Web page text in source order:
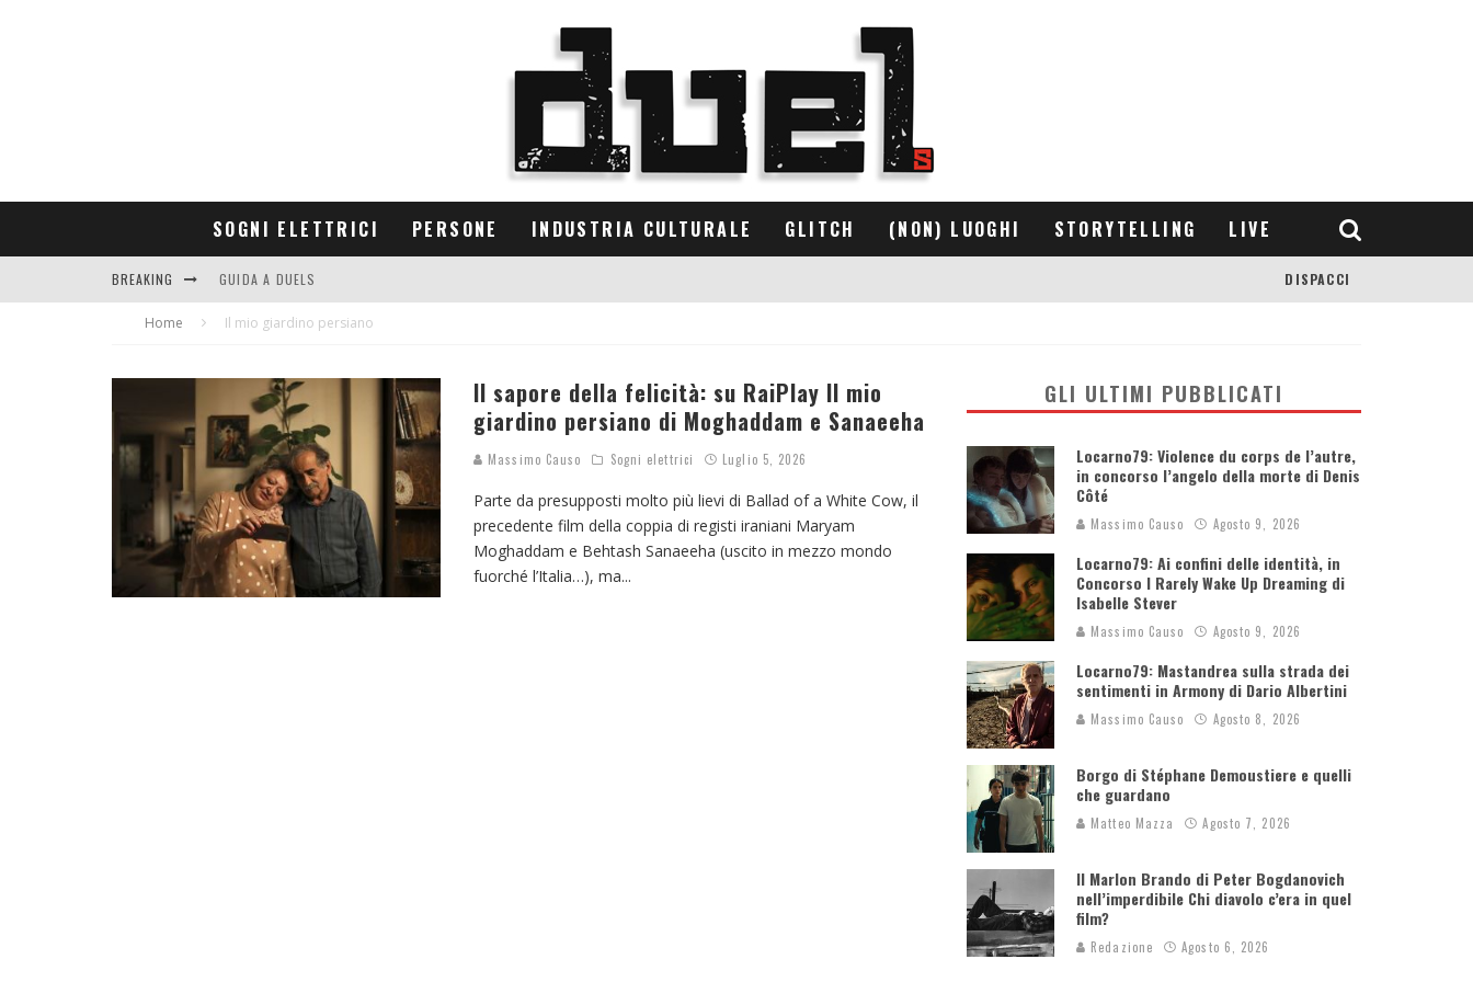
SOGNI ELETTRICI PERSONE INDUSTRIA CULTURALE GLITCH (NON) LUOGHI STORYTELLING LIVE
BREAKING GUIDA A DUELS
CONTRIBUTORS
DISPACCI
Home Il mio giardino persiano
Il sapore della felicità: su RaiPlay Il mio
giardino persiano di Moghaddam e Sanaeeha
Massimo Causo Sogni elettrici Luglio 5, 2026
Parte da presupposti molto più lievi di Ballad of a White Cow, il
precedente film della coppia di registi iraniani Maryam
Moghaddam e Behtash Sanaeeha (uscito in mezzo mondo
fuorché l’Italia…), ma...
GLI ULTIMI PUBBLICATI
Locarno79: Violence du corps de l’autre,
in concorso l’angelo della morte di Denis
Côté
Massimo Causo Agosto 9, 2026
Locarno79: Ai confini delle identità, in
Concorso I Rarely Wake Up Dreaming di
Isabelle Stever
Massimo Causo Agosto 9, 2026
Locarno79: Mastandrea sulla strada dei
sentimenti in Armony di Dario Albertini
Massimo Causo Agosto 8, 2026
Borgo di Stéphane Demoustiere e quelli
che guardano
Matteo Mazza Agosto 7, 2026
Il Marlon Brando di Peter Bogdanovich
nell’imperdibile Chi diavolo c’era in quel
film?
Redazione Agosto 6, 2026